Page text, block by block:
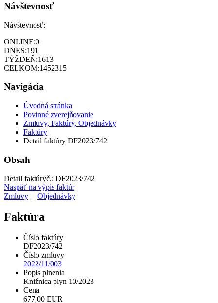
Návštevnosť
Návštevnosť:
ONLINE:0
DNES:191
TÝŽDEŇ:1613
CELKOM:1452315
Navigácia
Úvodná stránka
Povinné zverejňovanie
Zmluvy, Faktúry, Objednávky
Faktúry
Detail faktúry DF2023/742
Obsah
Detail faktúryč.: DF2023/742
Naspäť na výpis faktúr
Zmluvy
Objednávky
Faktúra
Číslo faktúry
DF2023/742
Číslo zmluvy
2022/11/003
Popis plnenia
Knižnica plyn 10/2023
Cena
677,00 EUR